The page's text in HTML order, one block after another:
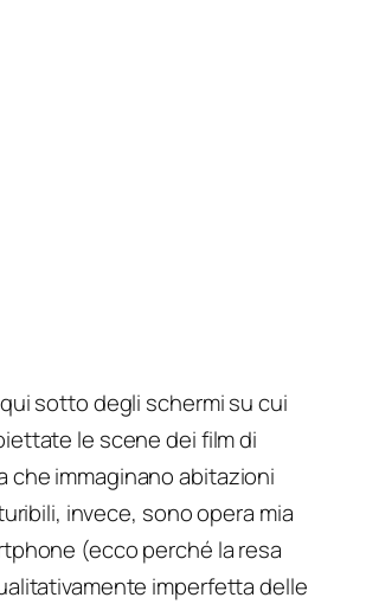
sotto degli schermi su cui
le scene dei film di
che immaginano abitazioni
invece, sono opera mia
(ecco perché la resa
imperfetta delle